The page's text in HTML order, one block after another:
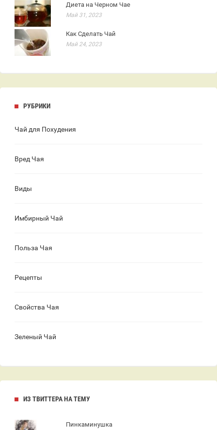
Диета на Черном Чае
Май 31, 2023
Как Сделать Чай
Май 24, 2023
РУБРИКИ
Чай для Похудения
Вред Чая
Виды
Имбирный Чай
Польза Чая
Рецепты
Свойства Чая
Зеленый Чай
ИЗ ТВИТТЕРА НА ТЕМУ
Пинкаминушка